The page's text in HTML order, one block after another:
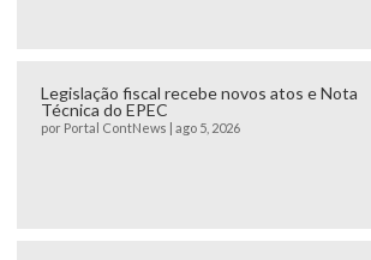
Legislação fiscal recebe novos atos e Nota
Técnica do EPEC
por Portal ContNews | ago 5, 2026